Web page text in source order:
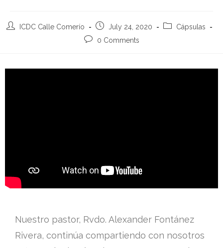
ICDC Calle Comerío July 24, 2020
Cápsulas
0 Comments
Nuestro pastor, Rvdo. Alexander Fontánez
Rivera, continúa compartiendo con nosotros